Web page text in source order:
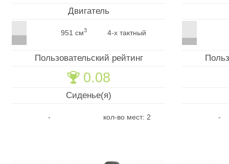
Двигатель
951 см3 4-х тактный
Пользовательский рейтинг
🏆 0.08
Сиденье(я)
- кол-во мест: 2 -